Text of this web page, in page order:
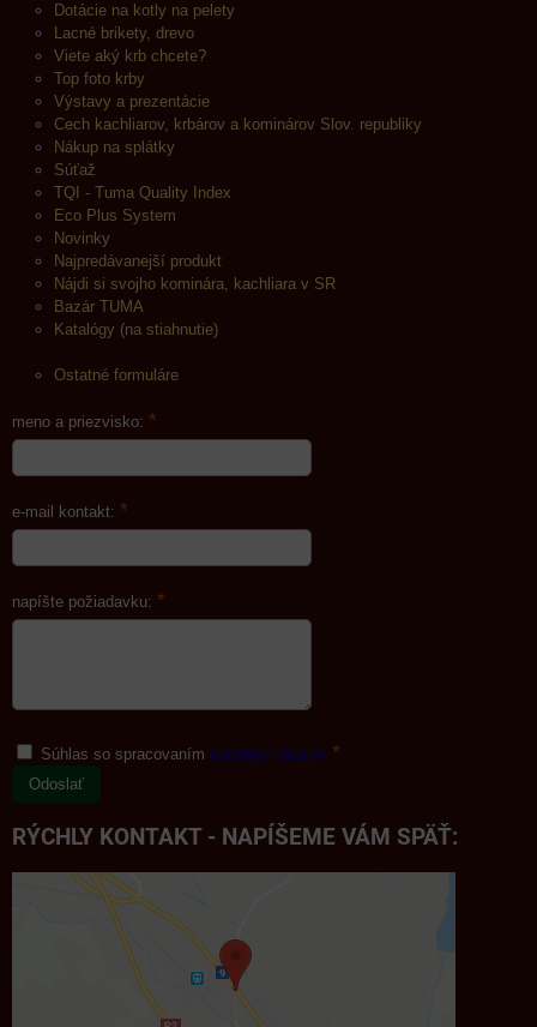
Dotácie na kotly na pelety
Lacné brikety, drevo
Viete aký krb chcete?
Top foto krby
Výstavy a prezentácie
Cech kachliarov, krbárov a kominárov Slov. republiky
Nákup na splátky
Súťaž
TQI - Tuma Quality Index
Eco Plus System
Novinky
Najpredávanejší produkt
Nájdi si svojho kominára, kachliara v SR
Bazár TUMA
Katalógy (na stiahnutie)
Ostatné formuláre
meno a priezvisko: *
e-mail kontakt: *
napíšte požiadavku: *
Súhlas so spracovaním osobných údajov *
Odoslať
RÝCHLY KONTAKT - NAPÍŠEME VÁM SPÄŤ: